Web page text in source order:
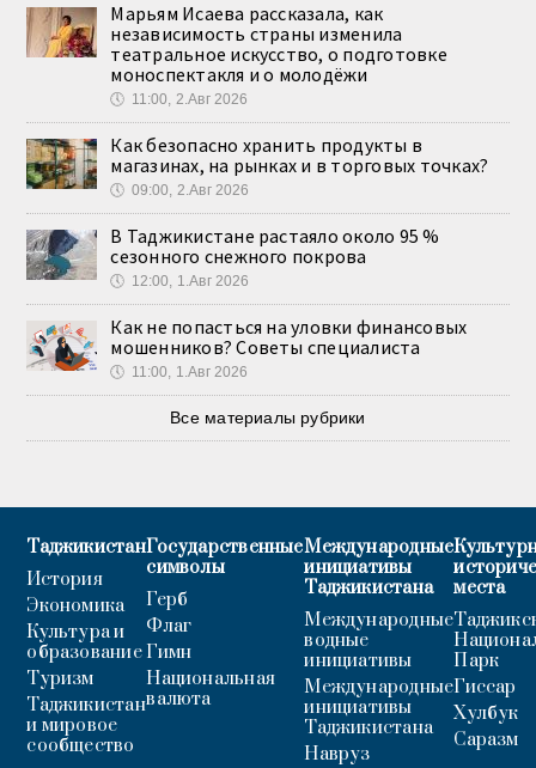
Марьям Исаева рассказала, как
независимость страны изменила
театральное искусство, о подготовке
моноспектакля и о молодёжи
🕔 11:00, 2.Авг 2026
Как безопасно хранить продукты в
магазинах, на рынках и в торговых точках?
🕔 09:00, 2.Авг 2026
В Таджикистане растаяло около 95 %
сезонного снежного покрова
🕔 12:00, 1.Авг 2026
Как не попасться на уловки финансовых
мошенников? Советы специалиста
🕔 11:00, 1.Авг 2026
Все материалы рубрики
Таджикистан
История
Экономика
Культура и
образование
Туризм
Таджикистан
и мировое
сообщество
Государственные
символы
Герб
Флаг
Гимн
Национальная
валюта
Международные
инициативы
Таджикистана
Международные
водные
инициативы
Международные
инициативы
Таджикистана
Навруз
места
Парк
Гиссар
Хулбук
Саразм